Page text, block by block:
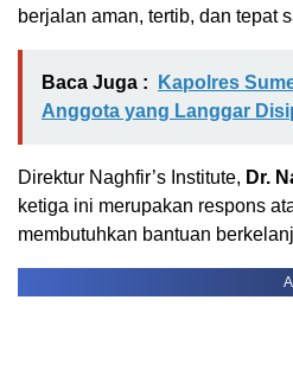
berjalan aman, tertib, dan tepat
Baca Juga :
Kapolres
Anggota yang Langgar
Direktur Naghfir’s Institute, Dr.
ketiga ini merupakan respons
membutuhkan bantuan